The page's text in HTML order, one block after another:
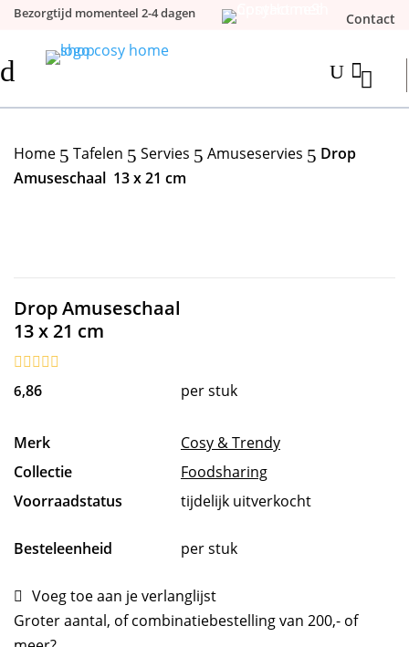
Bezorgtijd momenteel 2-4 dagen Contact
d 
U
Home 5 Tafelen 5 Servies 5 Amuseservies 5 Drop
Amuseschaal 13 x 21 cm
Drop Amuseschaal
13 x 21 cm
6,86 per stuk
Merk
Cosy & Trendy
Collectie
Foodsharing
Voorraadstatus
tijdelijk uitverkocht
Besteleenheid per stuk
Voeg toe aan je verlanglijst
Groter aantal, of combinatiebestelling van 200,- of